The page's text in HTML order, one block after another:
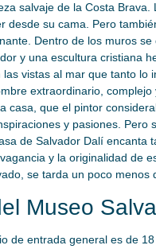
salvaje de la Costa
desde su cama. Pero
Dentro de los muros
y una escultura cristiana
vistas al mar que tanto
extraordinario,
casa, que el pintor
y pasiones.
de Salvador Dalí
y la originalidad de
se tarda un poco
Museo
de entrada general es de